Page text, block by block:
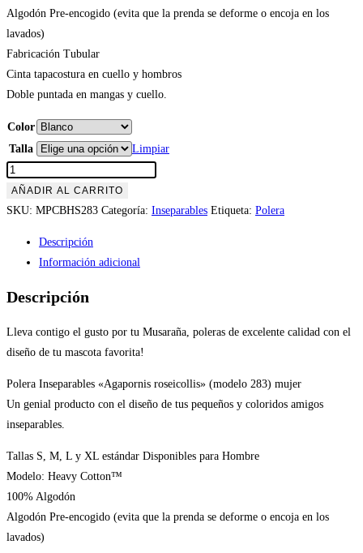
Algodón Pre-encogido (evita que la prenda se deforme o encoja en los
lavados)
Fabricación Tubular
Cinta tapacostura en cuello y hombros
Doble puntada en mangas y cuello.
Color
Talla
Limpiar
Polera
Inseparables
«Agapornis
(modelo
hombre
AÑADIR AL CARRITO
SKU: MPCBHS283 Categoría: Inseparables Etiqueta: Polera
Descripción
Información adicional
Descripción
Lleva contigo el gusto por tu Musaraña, poleras de excelente calidad con el
diseño de tu mascota favorita!
Polera Inseparables «Agapornis roseicollis» (modelo 283) mujer
Un genial producto con el diseño de tus pequeños y coloridos amigos
inseparables.
Tallas S, M, L y XL estándar Disponibles para Hombre
Modelo: Heavy Cotton™
100% Algodón
Algodón Pre-encogido (evita que la prenda se deforme o encoja en los
lavados)